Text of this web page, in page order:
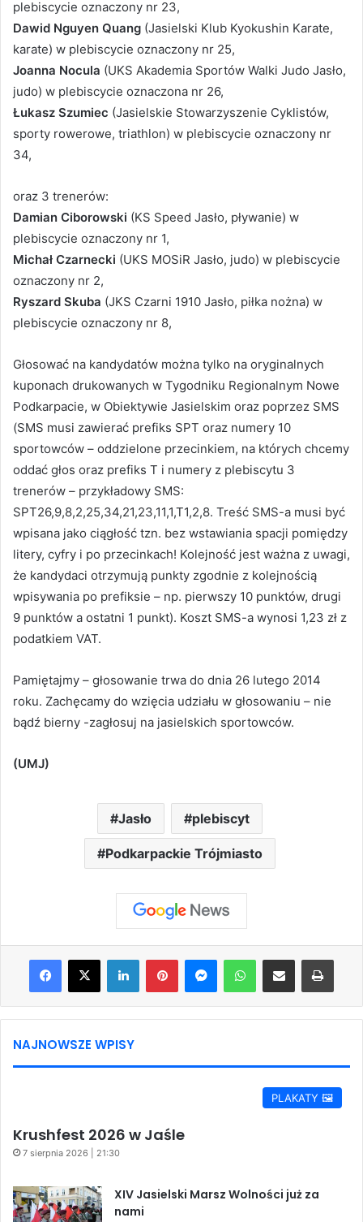
plebiscycie oznaczony nr 23,
Dawid Nguyen Quang (Jasielski Klub Kyokushin Karate,
karate) w plebiscycie oznaczony nr 25,
Joanna Nocula (UKS Akademia Sportów Walki Judo Jasło,
judo) w plebiscycie oznaczona nr 26,
Łukasz Szumiec (Jasielskie Stowarzyszenie Cyklistów,
sporty rowerowe, triathlon) w plebiscycie oznaczony nr
34,
oraz 3 trenerów:
Damian Ciborowski (KS Speed Jasło, pływanie) w
plebiscycie oznaczony nr 1,
Michał Czarnecki (UKS MOSiR Jasło, judo) w plebiscycie
oznaczony nr 2,
Ryszard Skuba (JKS Czarni 1910 Jasło, piłka nożna) w
plebiscycie oznaczony nr 8,
Głosować na kandydatów można tylko na oryginalnych
kuponach drukowanych w Tygodniku Regionalnym Nowe
Podkarpacie, w Obiektywie Jasielskim oraz poprzez SMS
(SMS musi zawierać prefiks SPT oraz numery 10
sportowców – oddzielone przecinkiem, na których chcemy
oddać głos oraz prefiks T i numery z plebiscytu 3
trenerów – przykładowy SMS:
SPT26,9,8,2,25,34,21,23,11,1,T1,2,8. Treść SMS-a musi być
wpisana jako ciągłość tzn. bez wstawiania spacji pomiędzy
litery, cyfry i po przecinkach! Kolejność jest ważna z uwagi,
że kandydaci otrzymują punkty zgodnie z kolejnością
wpisywania po prefiksie – np. pierwszy 10 punktów, drugi
9 punktów a ostatni 1 punkt). Koszt SMS-a wynosi 1,23 zł z
podatkiem VAT.
Pamiętajmy – głosowanie trwa do dnia 26 lutego 2014
roku. Zachęcamy do wzięcia udziału w głosowaniu – nie
bądź bierny -zagłosuj na jasielskich sportowców.
(UMJ)
Jasło plebiscyt
Podkarpackie Trójmiasto
Facebook
X LinkedInPinterestMessengerWhatsAppShare via Email Print
NAJNOWSZE WPISY
PLAKATY 🖼️
Krushfest 2026 w Jaśle
7 sierpnia 2026 | 21:30
XIV Jasielski Marsz Wolności już za
nami